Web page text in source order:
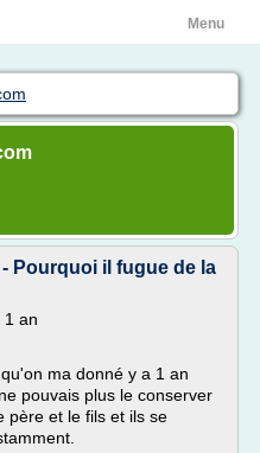
Menu
Pourquoi il fugue de la
1 an
ma donné y a 1 an
pouvais plus le conserver
père et le fils et ils se